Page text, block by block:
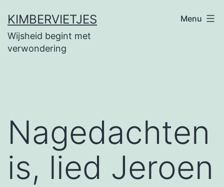
naar
de
KIMBERVIETJES
Wijsheid begint met
verwondering
Menu
Nagedachten
is, lied Jeroen